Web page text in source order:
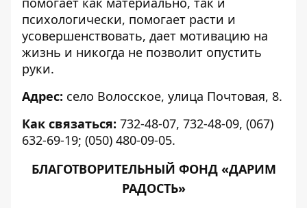
психологически, помогает расти и
усовершенствовать, дает мотивацию на
жизнь и никогда не позволит опустить
руки.
Адрес: село Волосское, улица Почтовая, 8.
Как связаться: 732-48-07, 732-48-09, (067)
632-69-19; (050) 480-09-05.
БЛАГОТВОРИТЕЛЬНЫЙ ФОНД «ДАРИМ
РАДОСТЬ»